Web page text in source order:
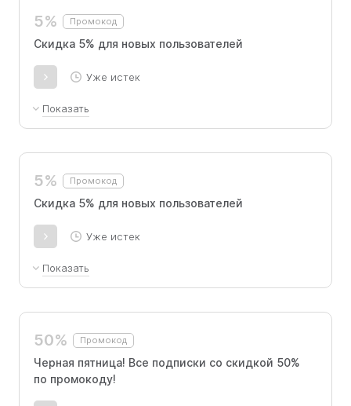
5% Промокод
Скидка 5% для новых пользователей
Уже истек
Показать
5% Промокод
Скидка 5% для новых пользователей
Уже истек
Показать
50% Промокод
Черная пятница! Все подписки со скидкой 50%
по промокоду!